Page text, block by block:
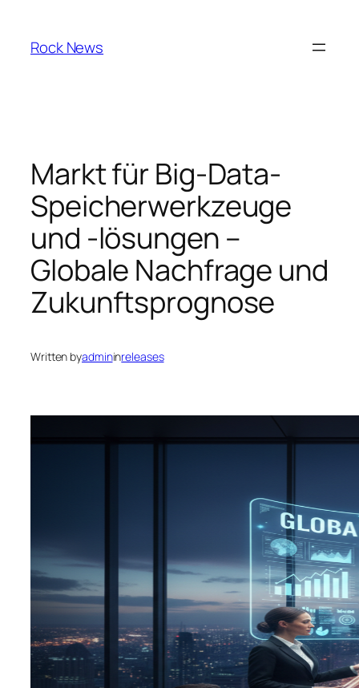
content
Rock News
Markt für Big-Data-
Speicherwerkzeuge
und -lösungen –
Globale Nachfrage und
Zukunftsprognose
Written byadmininreleases